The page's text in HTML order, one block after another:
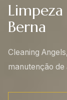
Berna
Cleaning
manutenção